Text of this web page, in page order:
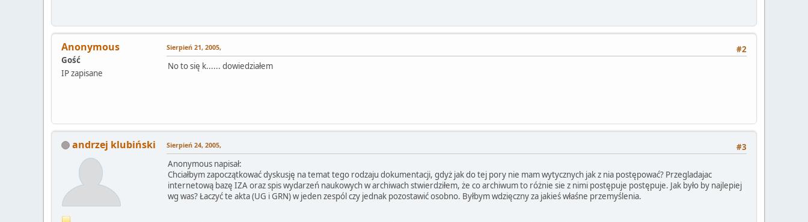
Anonymous
Gość
IP zapisane
#2
Sierpień 21, 2005,
No to się k...... dowiedziałem
andrzej klubiński #3
Sierpień 24, 2005,
Anonymous napisał:
Chciałbym zapoczątkować dyskusję na temat tego rodzaju dokumentacji, gdyż jak do tej pory nie mam wytycznych jak z nia postępować? Przegladajac
internetową bazę IZA oraz spis wydarzeń naukowych w archiwach stwierdziłem, że co archiwum to różnie sie z nimi postępuje postępuje. Jak było by najlepiej
wg was? Łaczyć te akta (UG i GRN) w jeden zespól czy jednak pozostawić osobno. Byłbym wdzięczny za jakieś właśne przemyślenia.